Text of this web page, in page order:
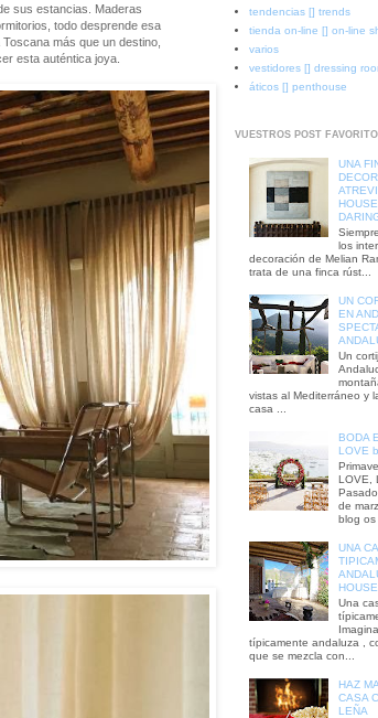
sus estancias. Maderas
todo desprende esa
Toscana más que un destino,
esta auténtica joya.
tendencias [] trends
tienda on-line [] on-line
varios
vestidores [] dressing
áticos [] penthouse
VUESTROS POST
UNA
los
decoración de Melian
trata de una finca rúst...
UN
EN
Un
vistas al Mediterráneo y
casa ...
BODA
LOVE
LOVE,
de
blog os
UNA
HOUSE
Una
típicamente andaluza ,
que se mezcla con...
HAZ
CASA
LEÑA